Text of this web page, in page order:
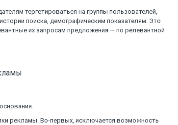
тергетироваться на группы пользователей,
поиска, демографическим показателям. Это
их запросам предложения — по релевантной
рекламы. Во-первых, исключается возможность